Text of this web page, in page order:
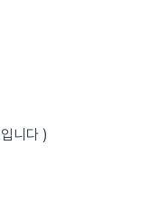
니다 )